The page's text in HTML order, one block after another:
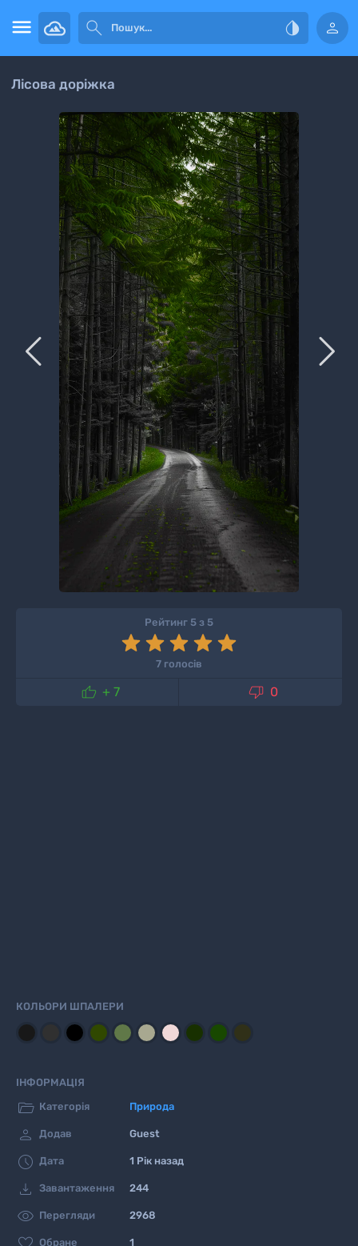
   
Лісова доріжка
 
Рейтинг 5 з 5
7 голосів
 + 7  0
КОЛЬОРИ ШПАЛЕРИ
ІНФОРМАЦІЯ
 Категорія Природа
 Додав Guest
 Дата 1 Рік назад
 Завантаження 244
 Перегляди 2968
Обране 1